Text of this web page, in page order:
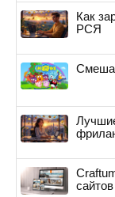
Как
РСЯ